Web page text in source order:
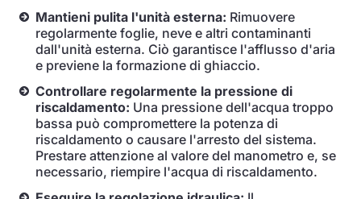
Mantieni pulita l'unità esterna: Rimuovere
regolarmente foglie, neve e altri contaminanti
dall'unità esterna. Ciò garantisce l'afflusso d'aria
e previene la formazione di ghiaccio.
Controllare regolarmente la pressione di
riscaldamento: Una pressione dell'acqua troppo
bassa può compromettere la potenza di
riscaldamento o causare l'arresto del sistema.
Prestare attenzione al valore del manometro e, se
necessario, riempire l'acqua di riscaldamento.